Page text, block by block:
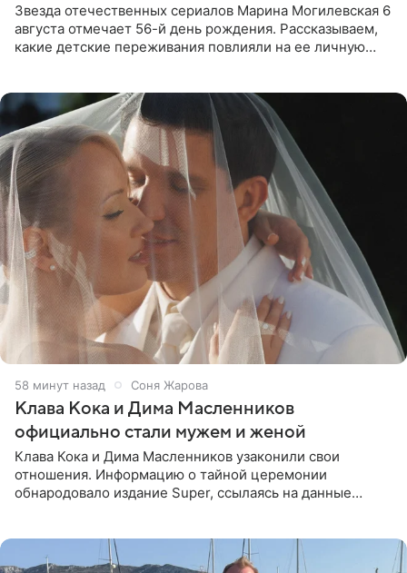
Звезда отечественных сериалов Марина Могилевская 6
августа отмечает 56-й день рождения. Рассказываем,
какие детские переживания повлияли на ее личную
58 минут назад Соня Жарова
Клава Кока и Дима Масленников
официально стали мужем и женой
Клава Кока и Дима Масленников узаконили свои
отношения. Информацию о тайной церемонии
обнародовало издание Super, ссылаясь на данные